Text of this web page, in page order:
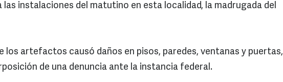
instalaciones del matutino en esta localidad, la madrugada del
los artefactos causó daños en pisos, paredes, ventanas y puertas,
de una denuncia ante la instancia federal.